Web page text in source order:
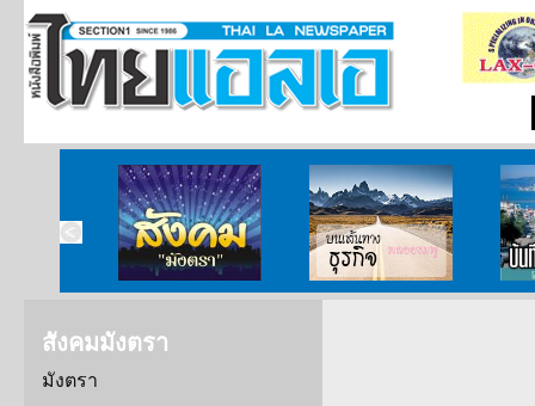
สังคมมังตรา บนเส้นทางธุรกิจ บั
สังคมมังตรา
มังตรา